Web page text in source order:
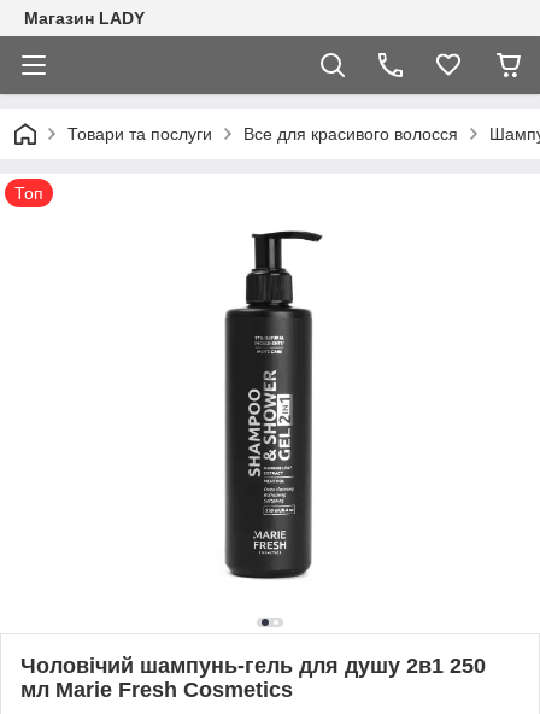
Магазин LADY
Товари та послуги Все для красивого волосся
Топ
‌Чоловічий шампунь-гель для душу 2в1 250
мл Marie Fresh Cosmetics